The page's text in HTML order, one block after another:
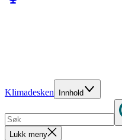
Klimadesken Innhold
Lukk meny